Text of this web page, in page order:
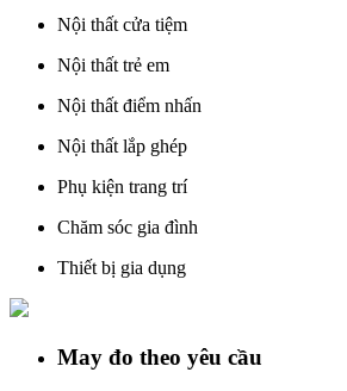
Nội thất cửa tiệm
Nội thất trẻ em
Nội thất điểm nhấn
Nội thất lắp ghép
Phụ kiện trang trí
Chăm sóc gia đình
Thiết bị gia dụng
May đo theo yêu cầu